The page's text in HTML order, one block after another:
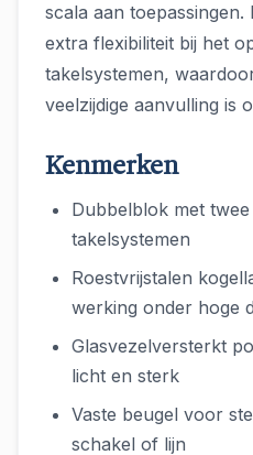
scala aan
extra flexibiliteit bij het
takelsystemen,
veelzijdige aanvulling is
Kenmerken
Dubbelblok met
takelsystemen
Roestvrijstalen
werking onder hoge
Glasvezelversterkt
licht en sterk
Vaste beugel voor
schakel of lijn